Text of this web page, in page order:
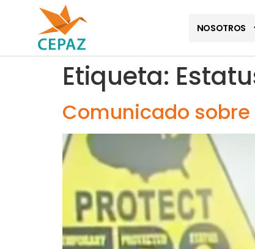
NOSOTROS
Etiqueta:
Comunicado sobre